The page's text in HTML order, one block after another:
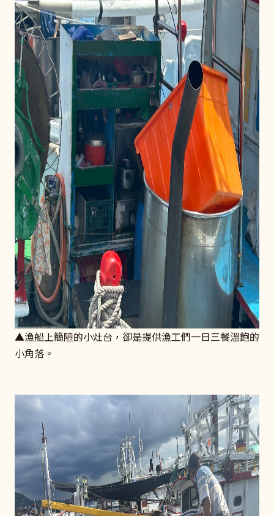
▲漁船上簡陋的小灶台，卻是提供漁工們一日三餐溫飽的
小角落。